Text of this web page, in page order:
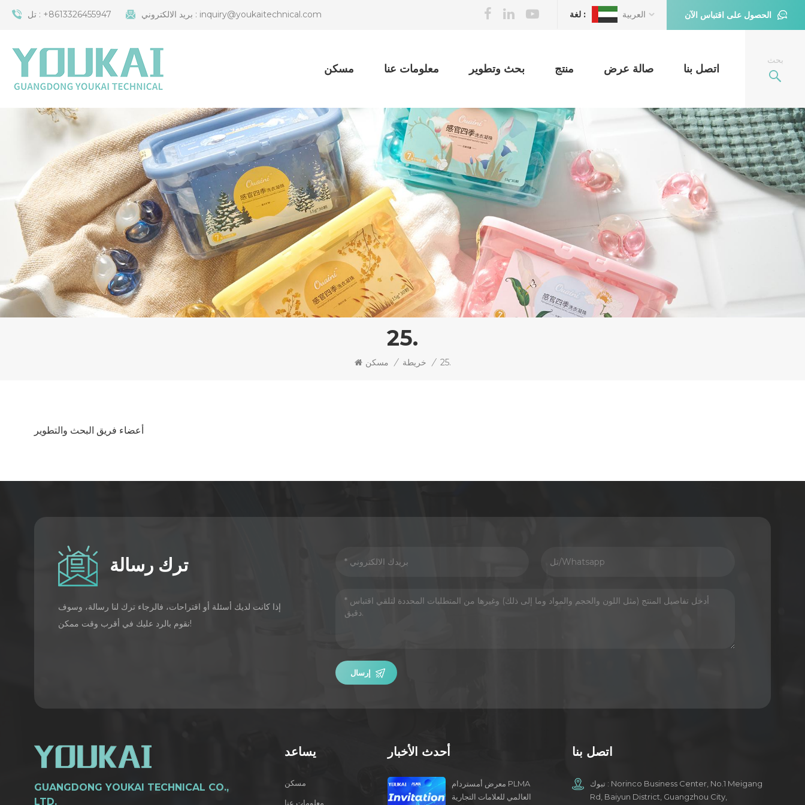
تل : +8613326455947 بريد الالكتروني : inquiry@youkaitechnical.com الحصول على اقتباس الآن لغة : العربية
بحث
مسكن معلومات عنا بحث وتطوير منتج صالة عرض اتصل بنا
25.
مسكن / خريطة / 25.
أعضاء فريق البحث والتطوير
ترك رسالة
إذا كانت لديك أسئلة أو اقتراحات، فالرجاء ترك لنا رسالة، وسوف
نقوم بالرد عليك في أقرب وقت ممكن!
إرسال
GUANGDONG YOUKAI TECHNICAL CO.,
LTD.
اتصل بنا
تبوك : Norinco Business Center, No.1 Meigang
Rd, Baiyun District, Guangzhou City,
يساعد
مسكن
معلومات عنا
أحدث الأخبار
معرض أمستردام PLMA
العالمي للعلامات التجارية